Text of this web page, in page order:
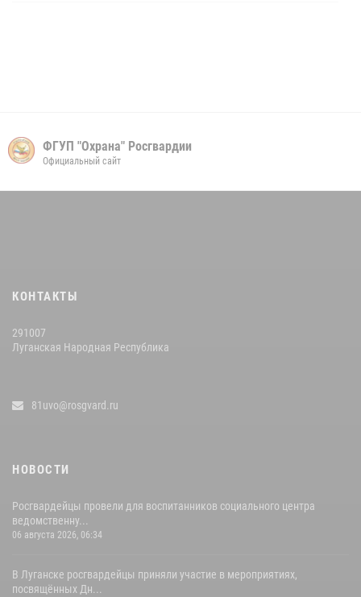
ФГУП "Охрана" Росгвардии
Официальный сайт
КОНТАКТЫ
291007
Луганская Народная Республика
81uvo@rosgvard.ru
НОВОСТИ
Росгвардейцы провели для воспитанников социального центра
ведомственну...
06 августа 2026, 06:34
В Луганске росгвардейцы приняли участие в мероприятиях,
посвящённых Дн...